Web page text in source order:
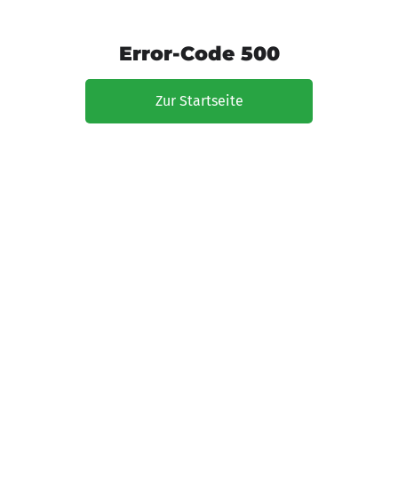
Error-Code 500
Zur Startseite